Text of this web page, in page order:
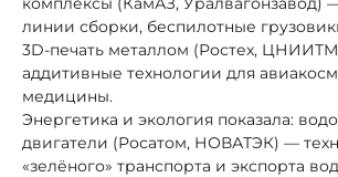
линии сборки, беспилотные
3D-печать металлом (Ростех,
аддитивные технологии для
медицины.
Энергетика и экология показала:
двигатели (Росатом, НОВАТЭК) —
«зелёного» транспорта и экспорта